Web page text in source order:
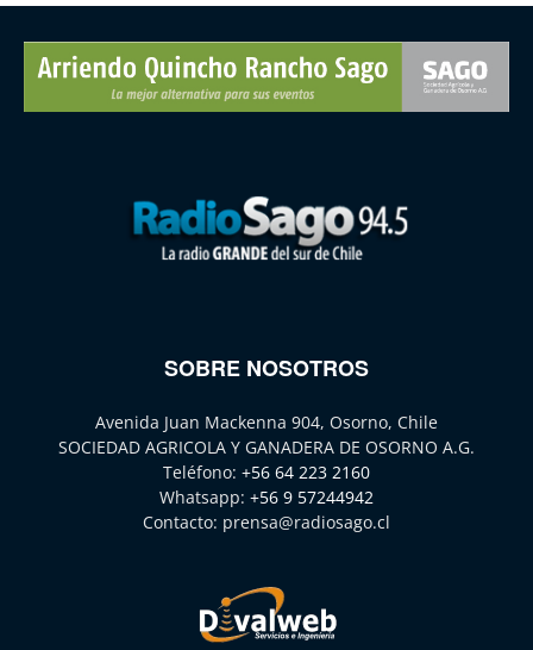
SOBRE NOSOTROS
Avenida Juan Mackenna 904, Osorno, Chile
SOCIEDAD AGRICOLA Y GANADERA DE OSORNO A.G.
Teléfono: +56 64 223 2160
Whatsapp: +56 9 57244942
Contacto: prensa@radiosago.cl